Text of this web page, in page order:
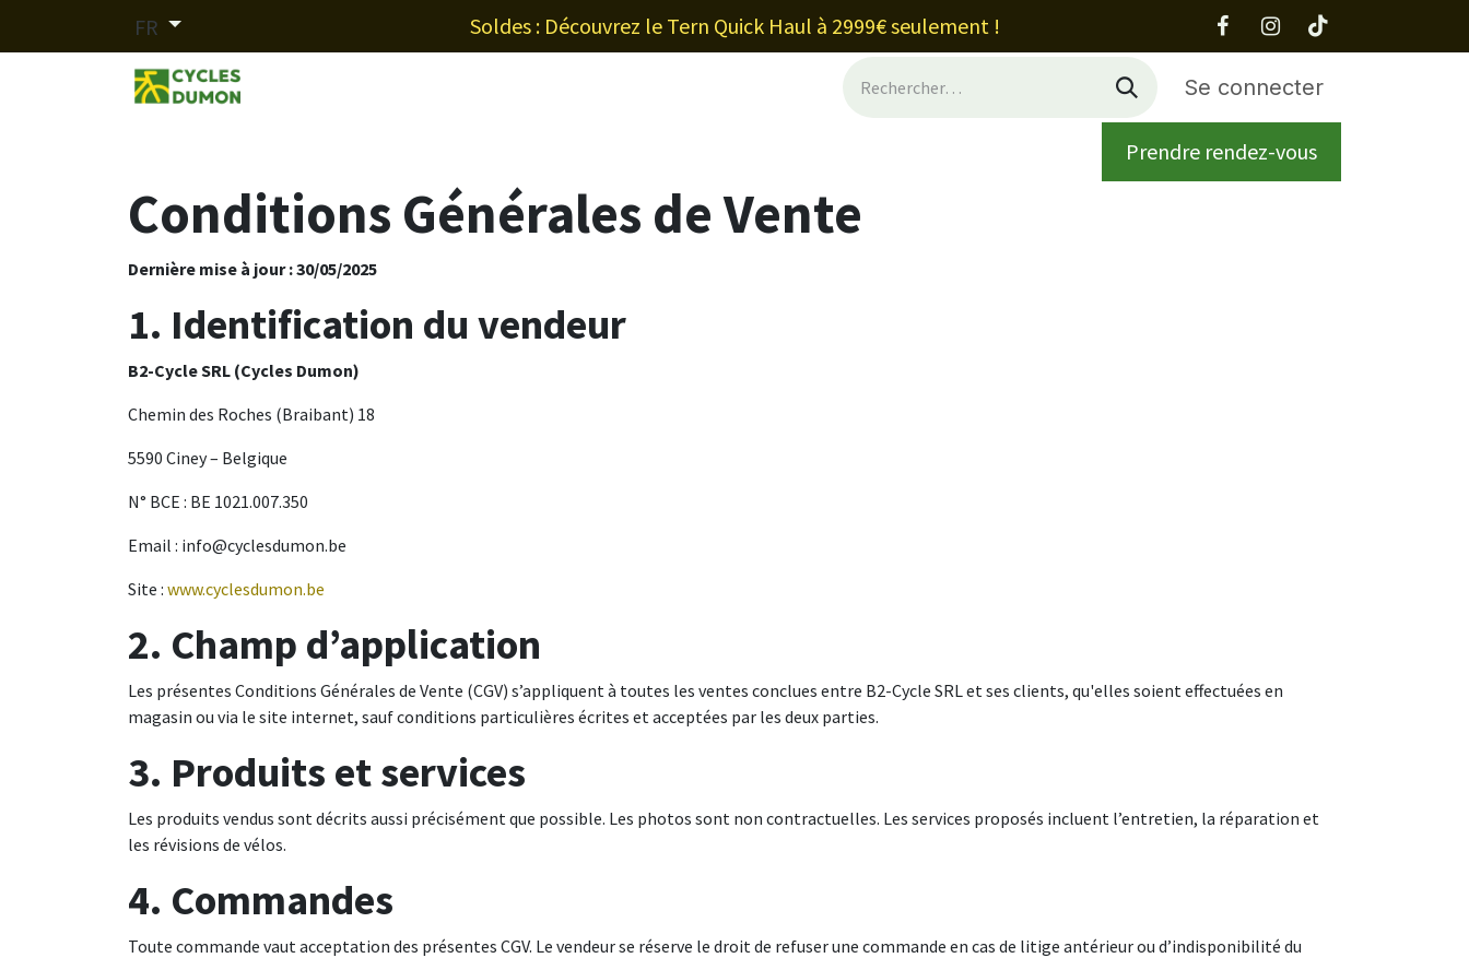
Se rendre au contenu
FR Soldes : Découvrez le Tern Quick Haul à 2999€ seulement !
Se connecter
Contact
Prendre rendez-vous
Conditions Générales de Vente
Dernière mise à jour : 30/05/2025
1. Identification du vendeur
B2-Cycle SRL (Cycles Dumon)
Chemin des Roches (Braibant) 18
5590 Ciney – Belgique
N° BCE : BE 1021.007.350
Email : info@cyclesdumon.be
Site : www.cyclesdumon.be
2. Champ d’application
Les présentes Conditions Générales de Vente (CGV) s’appliquent à toutes les ventes conclues entre B2-Cycle SRL et ses clients, qu'elles soient effectuées en
magasin ou via le site internet, sauf conditions particulières écrites et acceptées par les deux parties.
3. Produits et services
Les produits vendus sont décrits aussi précisément que possible. Les photos sont non contractuelles. Les services proposés incluent l’entretien, la réparation et
les révisions de vélos.
4. Commandes
Toute commande vaut acceptation des présentes CGV. Le vendeur se réserve le droit de refuser une commande en cas de litige antérieur ou d’indisponibilité du